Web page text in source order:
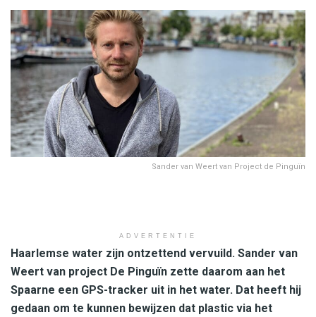
Sander van Weert van Project de Pinguïn
ADVERTENTIE
Haarlemse water zijn ontzettend vervuild. Sander van
Weert van project De Pinguïn zette daarom aan het
Spaarne een GPS-tracker uit in het water. Dat heeft hij
gedaan om te kunnen bewijzen dat plastic via het